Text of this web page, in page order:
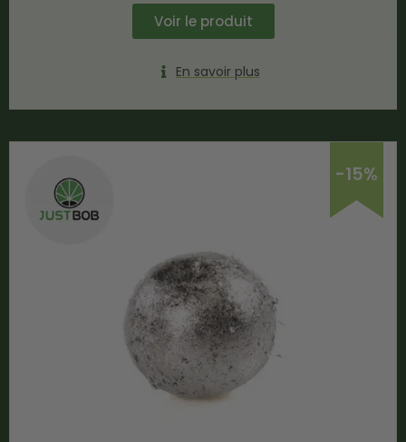
Voir le produit
En savoir plus
-15%